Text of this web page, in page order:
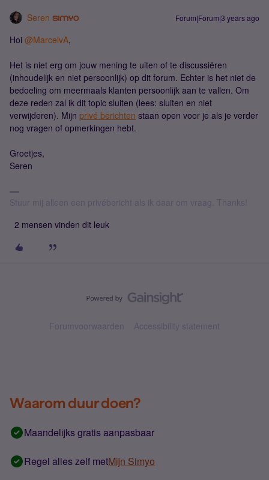
Seren Forum|Forum|3 years ago
Hoi @MarcelvA,
Het is niet erg om jouw mening te uiten of te discussiëren
(inhoudelijk en niet persoonlijk) op dit forum. Echter is het niet de
bedoeling om meermaals klanten persoonlijk aan te vallen. Om
deze reden zal ik dit topic sluiten (lees: sluiten en niet
verwijderen). Mijn privé berichten staan open voor je als je verder
nog vragen of opmerkingen hebt.
Groetjes,
Seren
Stuur mij alleen een privébericht als ik daar om vraag. Thanks!
2 mensen vinden dit leuk
Forumvoorwaarden Accessibility statement
Waarom duur doen?
Maandelijks gratis aanpasbaar
Regel alles zelf metMijn Simyo